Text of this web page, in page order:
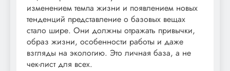
изменением темпа жизни и появлением новых
тенденций представление о базовых вещах
стало шире. Они должны отражать привычки,
образ жизни, особенности работы и даже
взгляды на экологию. Это личная база, а не
чек-лист для всех.